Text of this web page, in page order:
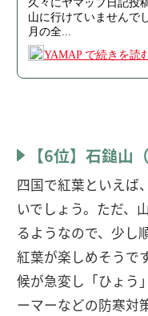
【6位】石鎚山
四国で紅葉といえば
いでしょう。ただ、
るようなので、少し
紅葉が楽しめそうで
候が急変し「ひょう
ーマーなどの防寒対